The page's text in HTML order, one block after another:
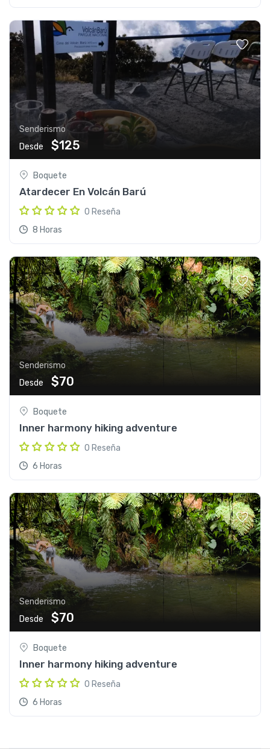
Senderismo
Desde
$125
Boquete
Atardecer En Volcán Barú
0 Reseña
8 Horas
Senderismo
Desde
$70
Boquete
Inner harmony hiking adventure
0 Reseña
6 Horas
Senderismo
Desde
$70
Boquete
Inner harmony hiking adventure
0 Reseña
6 Horas